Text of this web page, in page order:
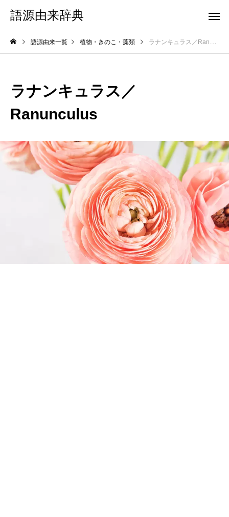
語源由来辞典
語源由来一覧 植物・きのこ・藻類 ラナンキュラス／Ranunculus
ラナンキュラス／
Ranunculus